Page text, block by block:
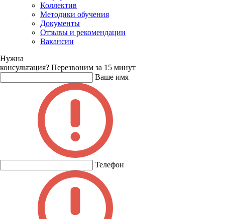
Коллектив
Методики обучения
Документы
Отзывы и рекомендации
Вакансии
Нужна
консультация? Перезвоним за 15 минут
Ваше имя
Телефон